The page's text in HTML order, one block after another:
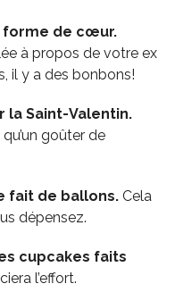
forme de cœur.
à propos de votre ex
il y a des bonbons!
la Saint-Valentin.
qu’un goûter de
fait de ballons.Cela
dépensez.
cupcakes faits
l’effort.